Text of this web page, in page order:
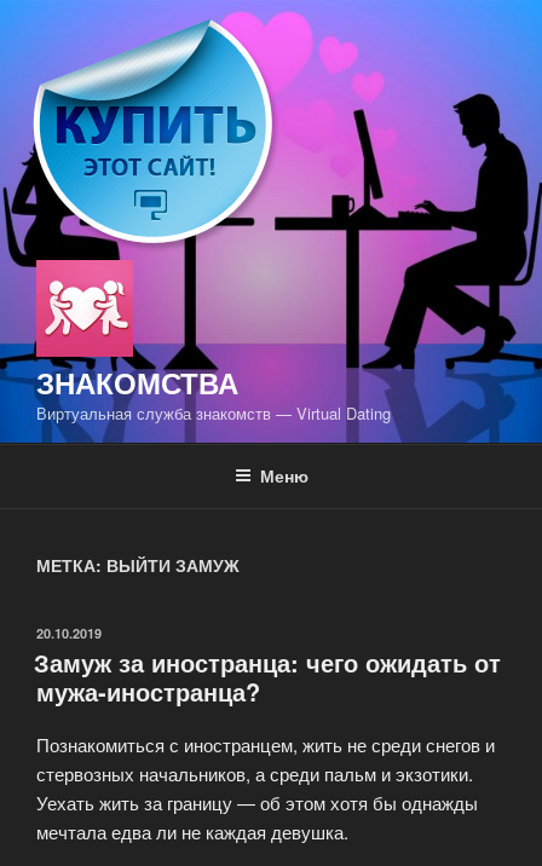
содержимому
ЗНАКОМСТВА
Виртуальная служба знакомств — Virtual Dating
Меню
МЕТКА: ВЫЙТИ ЗАМУЖ
ОПУБЛИКОВАНО
20.10.2019
Замуж за иностранца: чего ожидать от
мужа-иностранца?
Познакомиться с иностранцем, жить не среди снегов и
стервозных начальников, а среди пальм и экзотики.
Уехать жить за границу — об этом хотя бы однажды
мечтала едва ли не каждая девушка.